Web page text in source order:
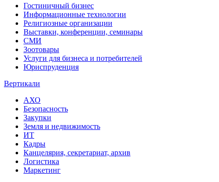
Гостиничный бизнес
Информационные технологии
Религиозные организации
Выставки, конференции, семинары
СМИ
Зоотовары
Услуги для бизнеса и потребителей
Юриспруденция
Вертикали
АХО
Безопасность
Закупки
Земля и недвижимость
ИТ
Кадры
Канцелярия, секретариат, архив
Логистика
Маркетинг